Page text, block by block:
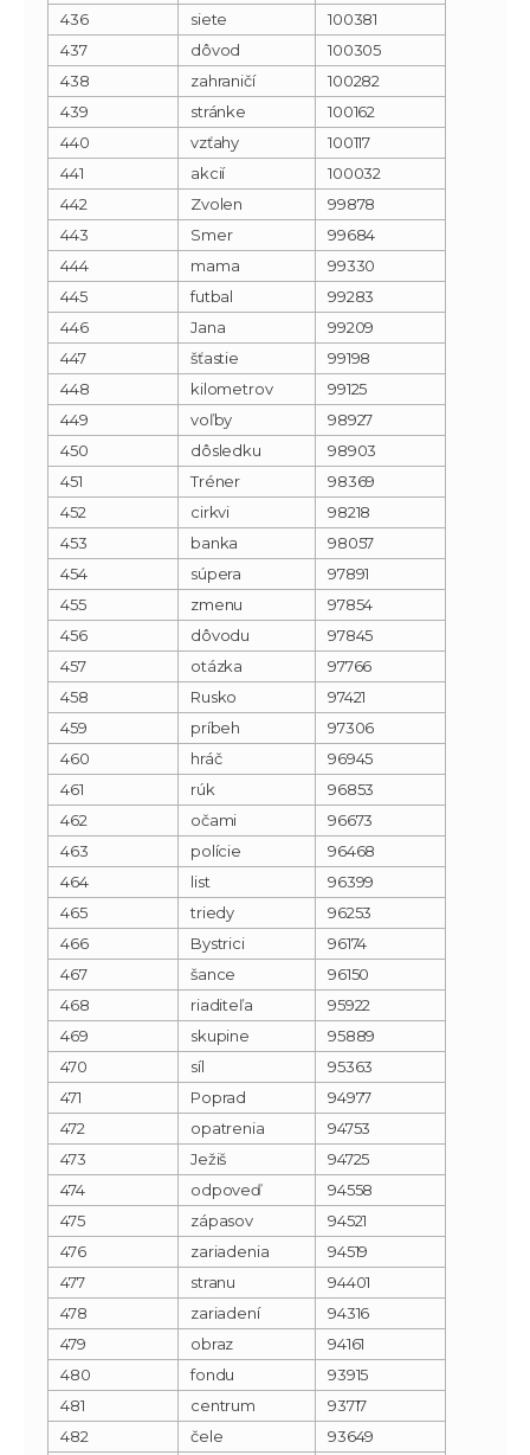
436 siete
100381
437
dôvod
100305
438
zahraničí
100282
439
stránke
100162
440
vzťahy
100117
441
akcií
100032
442
Zvolen
99878
443
Smer
99684
444
mama
99330
445
futbal
99283
446
Jana
99209
447
šťastie
99198
448
kilometrov
99125
449
voľby
98927
450
dôsledku
98903
451
Tréner
98369
452
cirkvi
98218
453
banka
98057
454
súpera
97891
455
zmenu
97854
456
dôvodu
97845
457
otázka
97766
458
Rusko
97421
459
príbeh
97306
460
hráč
96945
461
rúk
96853
462
očami
96673
463
polície
96468
464
list
96399
465
triedy
96253
466
Bystrici
96174
467
šance
96150
468
riaditeľa
95922
469
skupine
95889
470
síl
95363
471
Poprad
94977
472
opatrenia
94753
473
Ježiš
94725
474
odpoveď
94558
475
zápasov
94521
476
zariadenia
94519
477
stranu
94401
478
zariadení
94316
479
obraz
94161
480
fondu
93915
481
centrum
93717
482
čele
93649